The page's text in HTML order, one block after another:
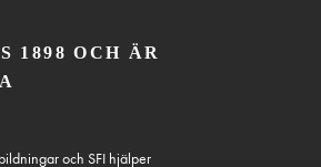
1898 OCH ÄR
och SFI hjälper